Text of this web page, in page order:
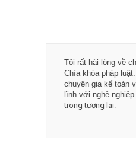
Tôi rất hài lòng về
Chìa khóa pháp
chuyên gia kế toán
lĩnh với nghề
trong tương lai.